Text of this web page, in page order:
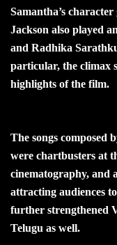
Samantha’s
Jackson also played
and Radhika
particular, the climax
highlights of the film.
The songs composed
were chartbusters at
cinematography, and
attracting audiences
further strengthened
Telugu as well.